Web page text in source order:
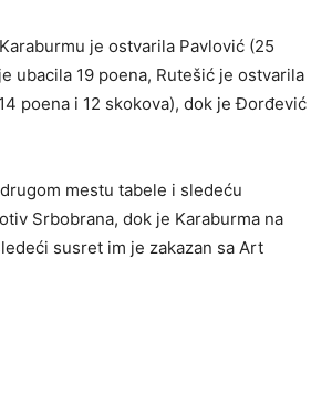
je ostvarila Pavlović (25
ubacila 19 poena, Rutešić je ostvarila
poena i 12 skokova), dok je Đorđević
mestu tabele i sledeću
Srbobrana, dok je Karaburma na
susret im je zakazan sa Art